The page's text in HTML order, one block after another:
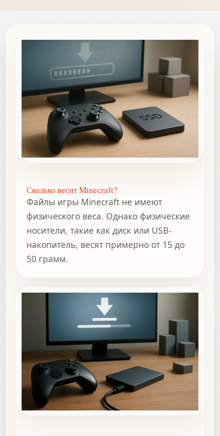
Сколько весит Minecraft?
Файлы игры Minecraft не имеют
физического веса. Однако физические
носители, такие как диск или USB-
накопитель, весят примерно от 15 до
50 грамм.